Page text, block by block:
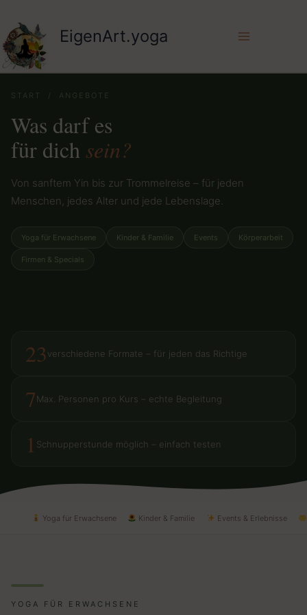
Inhalt
springen
EigenArt.yoga
START / ANGEBOTE
Was darf es
für dich sein?
Von sanftem Yin bis zur Trommelreise – für jeden
Menschen, jedes Alter und jede Lebenslage.
Yoga für Erwachsene Kinder & Familie Events Körperarbeit
Firmen & Specials
23verschiedene Formate – für jeden das Richtige
7Max. Personen pro Kurs – echte Begleitung
1 Schnupperstunde möglich – einfach testen
Yoga für Erwachsene Kinder & Familie Events & Erlebnisse
YOGA FÜR ERWACHSENE